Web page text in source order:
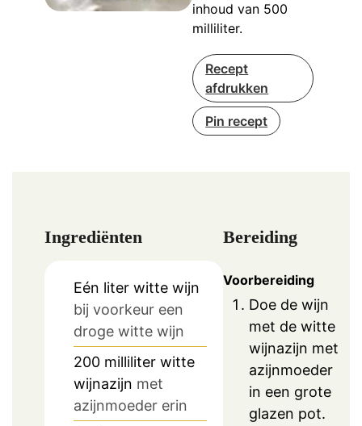
inhoud van 500
milliliter.
Recept
afdrukken
Pin recept
Ingrediënten
Eén liter witte wijn
bij voorkeur een
droge witte wijn
200 milliliter witte
wijnazijn met
azijnmoeder erin
Bereiding
Voorbereiding
Doe de wijn
met de witte
wijnazijn met
azijnmoeder
in een grote
glazen pot.